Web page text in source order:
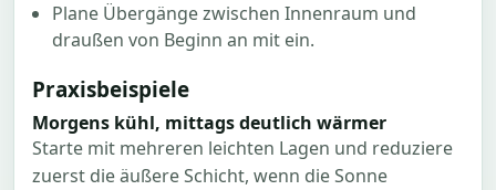
Plane Übergänge zwischen Innenraum und
draußen von Beginn an mit ein.
Praxisbeispiele
Morgens kühl, mittags deutlich wärmer
Starte mit mehreren leichten Lagen und reduziere
zuerst die äußere Schicht, wenn die Sonne